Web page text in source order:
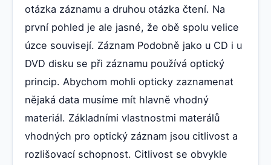
otázka záznamu a druhou otázka čtení. Na
první pohled je ale jasné, že obě spolu velice
úzce souvisejí. Záznam Podobně jako u CD i u
DVD disku se při záznamu používá optický
princip. Abychom mohli opticky zaznamenat
nějaká data musíme mít hlavně vhodný
materiál. Základními vlastnostmi materálů
vhodných pro optický záznam jsou citlivost a
rozlišovací schopnost. Citlivost se obvykle